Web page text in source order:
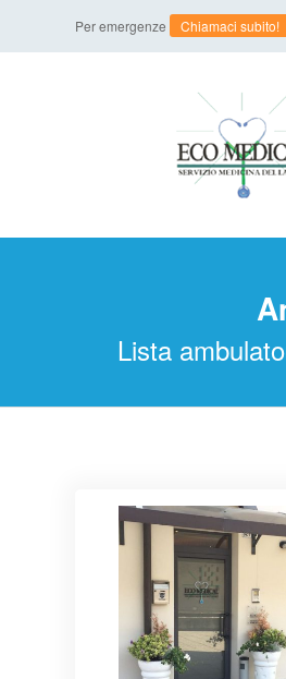
Per emergenze Chiamaci subito!
Lista